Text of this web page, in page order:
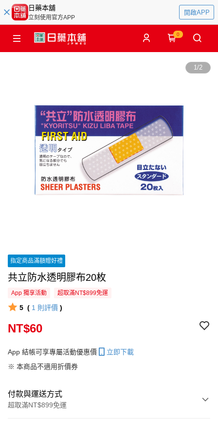
日藥本舖
立刻使用官方APP
開啟APP
0
1/2
指定商品滿額贈好禮
共立防水透明膠布20枚
App 獨享活動 超取滿NT$899免運
5 ( 1 則評價 )
NT$60
App 結帳可享專屬活動優惠價
立即下載
※ 本商品不適用折價券
付款與運送方式
超取滿NT$899免運